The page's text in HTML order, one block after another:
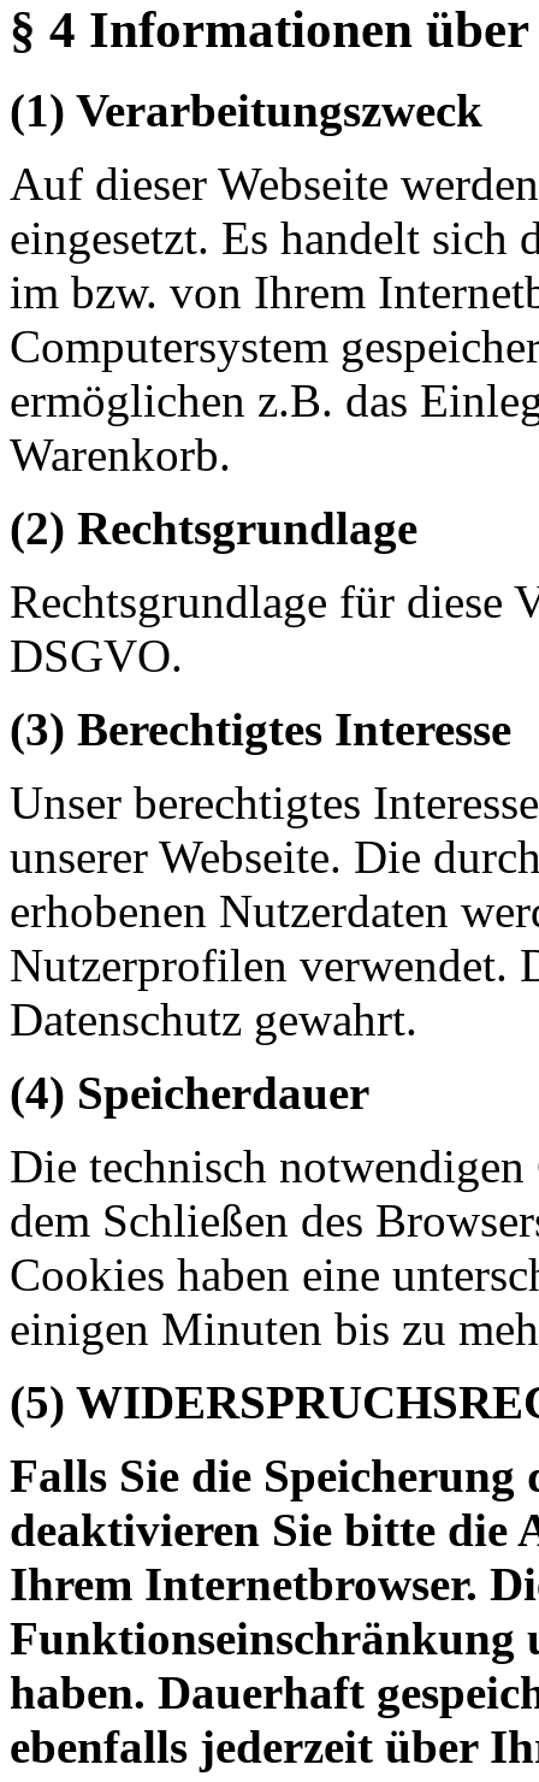
§ 4 Informationen über
(1) Verarbeitungszweck
Auf dieser Webseite
eingesetzt. Es handelt sich
im bzw. von Ihrem
Computersystem
ermöglichen z.B. das
Warenkorb.
(2) Rechtsgrundlage
Rechtsgrundlage für diese
DSGVO.
(3) Berechtigtes Interesse
Unser berechtigtes
unserer Webseite. Die
erhobenen Nutzerdaten
Nutzerprofilen verwendet.
Datenschutz gewahrt.
(4) Speicherdauer
Die technisch
dem Schließen des
Cookies haben eine
einigen Minuten bis zu
(5)
Falls Sie die Speicherung
deaktivieren Sie bitte die
Ihrem Internetbrowser.
Funktionseinschränkung
haben. Dauerhaft
ebenfalls jederzeit über